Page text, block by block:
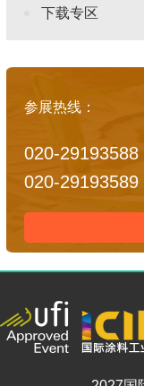
下载专区
参展热线：
020-29193588
020-29193589